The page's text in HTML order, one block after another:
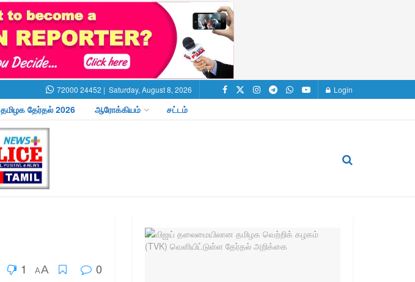
72000 24452 | Saturday, August 8, 2026 Login
தமிழக தேர்தல் 2026 ஆரோக்கியம் சட்டம்
1 AA 0